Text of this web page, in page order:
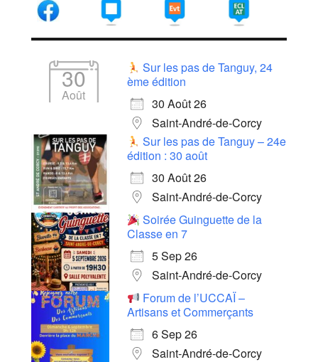
30
Août
Sur les pas de Tanguy, 24
ème édition
30 Août 26
Saint-André-de-Corcy
Sur les pas de Tanguy – 24e
édition : 30 août
30 Août 26
Saint-André-de-Corcy
Soirée Guinguette de la
Classe en 7
5 Sep 26
Saint-André-de-Corcy
Forum de l’UCCAÏ –
Artisans et Commerçants
6 Sep 26
Saint-André-de-Corcy